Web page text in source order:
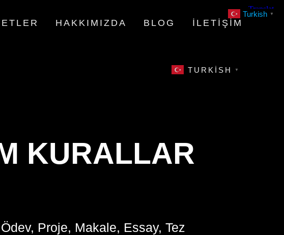
HAKKIMIZDA BLOG İLETIŞIM
TURKISH ▼
KURALLAR
Proje, Makale, Essay, Tez
Turkish ▼